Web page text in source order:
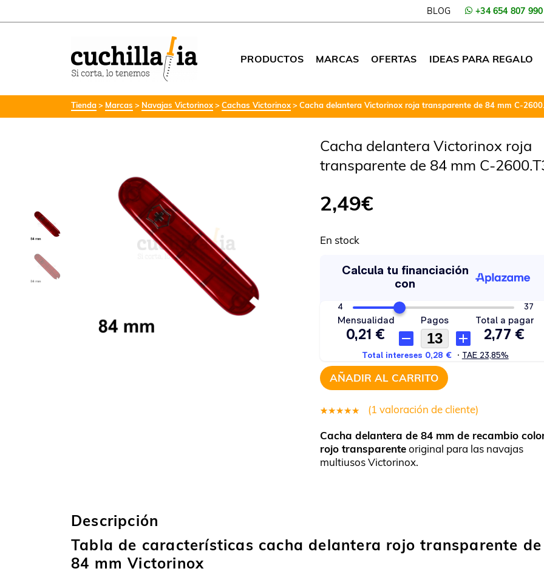
BLOG +34 654 807 990
PRODUCTOS MARCAS OFERTAS IDEAS PARA REGALO
Tienda Marcas Navajas Victorinox Cachas Victorinox Cacha delantera Victorinox roja transparente de 84 mm C-
Cacha delantera Victorinox roja
transparente de 84 mm C-
2,49€
En stock
AÑADIR AL CARRITO
5.00sobre
5 basado
(1 valoración de cliente)
Cacha delantera de 84 mm de recambio
rojo transparenteoriginal para las navajas
multiusos Victorinox.
Descripción
Tabla de características cacha delantera rojo transparente de
84 mm Victorinox